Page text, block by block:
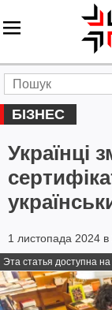
БІЗНЕС
Українці
1 листопада 2024 в
Эта статья доступна